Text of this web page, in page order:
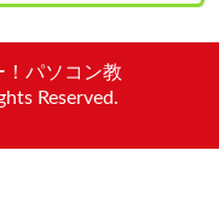
！パソコン教
Reserved.